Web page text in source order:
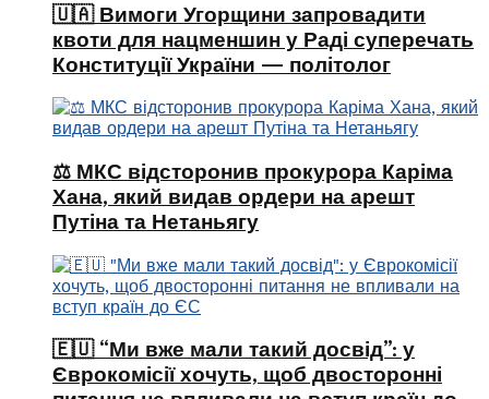
🇺🇦 Вимоги Угорщини запровадити
квоти для нацменшин у Раді суперечать
Конституції України — політолог
⚖️ МКС відсторонив прокурора Каріма
Хана, який видав ордери на арешт
Путіна та Нетаньягу
🇪🇺 “Ми вже мали такий досвід”: у
Єврокомісії хочуть, щоб двосторонні